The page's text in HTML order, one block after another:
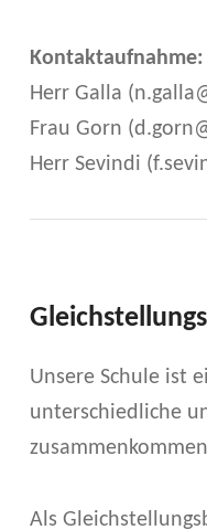
Kontaktaufnahme:
Herr Galla
Frau Gorn
Herr Sevindi
Unsere Schule ist
unterschiedliche
Als